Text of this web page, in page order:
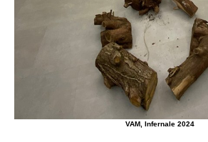
VAM, Infernale 2024